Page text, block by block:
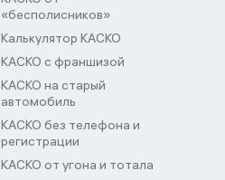
«бесполисников»
Калькулятор КАСКО
КАСКО с франшизой
КАСКО на старый
автомобиль
КАСКО без телефона и
регистрации
КАСКО от угона и тотала